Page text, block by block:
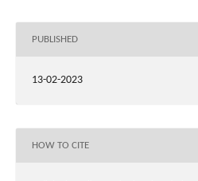
PUBLISHED
13-02-2023
HOW TO CITE